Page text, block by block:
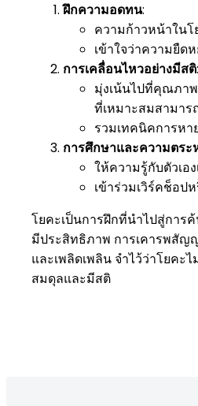
ฝึกความอดทน:
ความก้าวหน้าในโ
เข้าใจว่าความยืด
การเคลื่อนไหวอย่างมีสติ:
มุ่งเน้นไปที่คุณภาพ
ที่เหมาะสมสามาร
รวมเทคนิคการหา
การศึกษาและความตระ
ให้ความรู้กับตัวเอ
เข้าร่วมเวิร์คช็อป
โยคะเป็นการฝึกที่นำไปสู่การ
มีประสิทธิภาพ การเคารพสัญ
และเพลิดเพลิน จำไว้ว่าโยคะ
สมดุลและมีสติ